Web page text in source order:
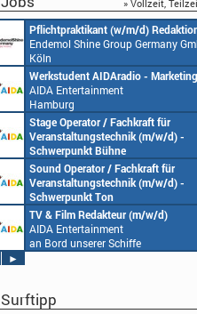
» Vollzeit,
Pflichtpraktikant (w/m/d)
Endemol Shine Group Germany
Köln
Werkstudent AIDAradio -
AIDA Entertainment
Hamburg
Stage Operator / Fachkraft für
Veranstaltungstechnik (m/w/d) -
Schwerpunkt Bühne
AIDA Entertainment
an Bord unserer Schiffe
Sound Operator / Fachkraft für
Veranstaltungstechnik (m/w/d) -
Schwerpunkt Ton
AIDA Entertainment
an Bord unserer Schiffe
TV & Film Redakteur (m/w/d)
AIDA Entertainment
an Bord unserer Schiffe
►
Surftipp